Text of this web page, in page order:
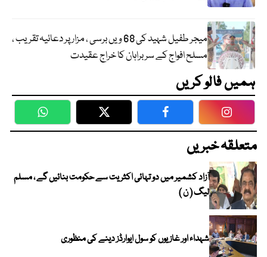
میجر طفیل شہید کی 68 ویں برسی ، مزار پر دعائیہ تقریب ،
مسلح افواج کے سربراہان کا خراج عقیدت
ہمیں فالو کریں
WhatsApp Twitter Facebook
متعلقہ خبریں
آزاد کشمیر میں دو تہائی اکثریت سے حکومت بنائیں گے ، مسلم
لیگ ( ن )
شہداء اور غازیوں کو سول ایوارڈز دینے کی منظوری